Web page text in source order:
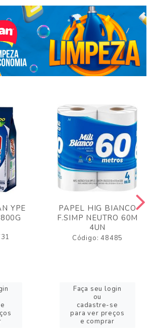
YPE
PAPEL HIG BIANCO
F.SIMP NEUTRO 60M
4UN
Código: 48485
Faça seu login
ou
cadastre-se
para ver preços
e comprar